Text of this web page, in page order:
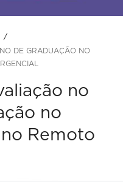
DE GRADUAÇÃO NO
no
no
Remoto